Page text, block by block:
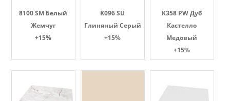
8100 SM Белый
Жемчуг
+15%
K096 SU
Глиняный Серый
+15%
K358 PW Дуб
Кастелло
Медовый
+15%